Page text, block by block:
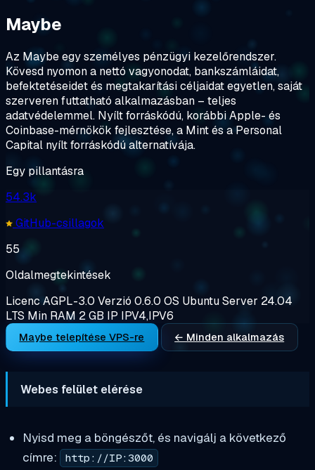
Maybe
Az Maybe egy személyes pénzügyi kezelőrendszer.
Kövesd nyomon a nettó vagyonodat, bankszámláidat,
befektetéseidet és megtakarítási céljaidat egyetlen, saját
szerveren futtatható alkalmazásban – teljes
adatvédelemmel. Nyílt forráskódú, korábbi Apple- és
Coinbase-mérnökök fejlesztése, a Mint és a Personal
Capital nyílt forráskódú alternatívája.
Egy pillantásra
54.3k
GitHub-csillagok
55
Oldalmegtekintések
LicencAGPL-3.0 Verzió 0.6.0 OS Ubuntu Server 24.04
LTS Min RAM 2 GB IP IPV4,IPV6
Maybe telepítése VPS-re ← Minden alkalmazás
Webes felület elérése
Nyisd meg a böngészőt, és navigálj a következő
címre:
http://IP:3000